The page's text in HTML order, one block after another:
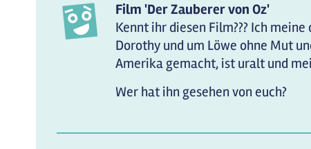
Film 'Der Zauberer von Oz'
Kennt ihr diesen Film??? Ich
Dorothy und um Löwe ohne Mut
Amerika gemacht, ist uralt und
Wer hat ihn gesehen von euch?